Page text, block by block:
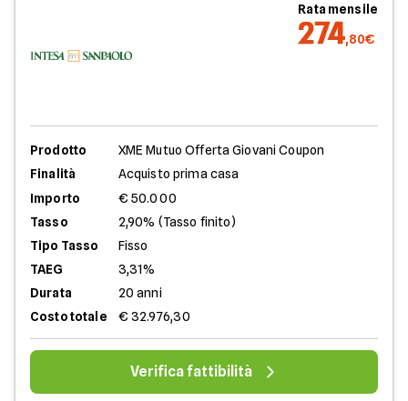
Rata mensile
274,80€
Prodotto
XME Mutuo Offerta Giovani Coupon
Finalità
Acquisto prima casa
Importo
€ 50.000
Tasso
2,90% (Tasso finito)
Tipo Tasso
Fisso
TAEG
3,31%
Durata
20 anni
Costo totale
€ 32.976,30
Verifica fattibilità